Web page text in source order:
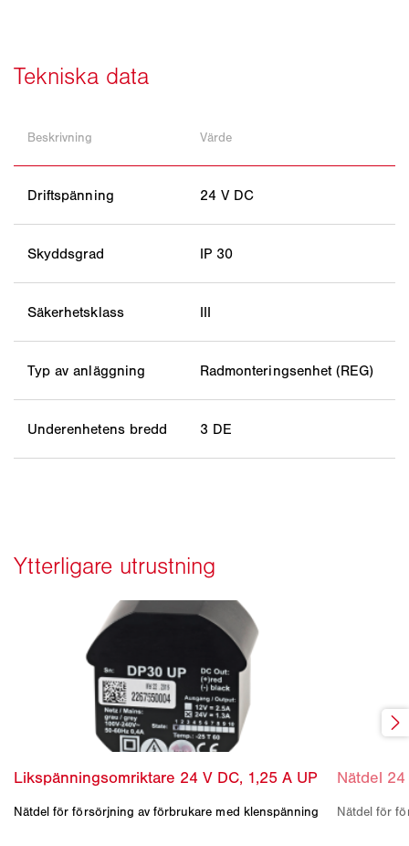
Beskrivning Värde
Driftspänning 24 V DC
Skyddsgrad IP 30
Säkerhetsklass III
Typ av anläggning Radmonteringsenhet (REG)
Underenhetens bredd 3 DE